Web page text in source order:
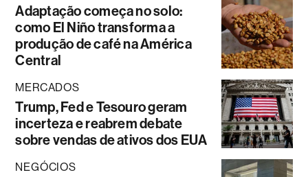
Adaptação começa no solo:
como El Niño transforma a
produção de café na América
Central
MERCADOS
Trump, Fed e Tesouro geram
incerteza e reabrem debate
sobre vendas de ativos dos EUA
NEGÓCIOS